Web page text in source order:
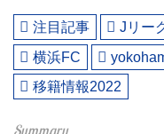
注目記事 Jリー
横浜FC
移籍情報2022